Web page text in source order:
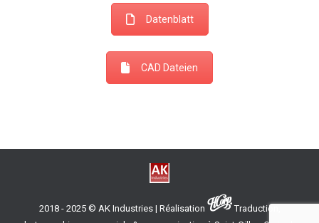
Datenblatt
CAD Dateien
2018 - 2025 © AK Industries | Réalisation
Traduction,